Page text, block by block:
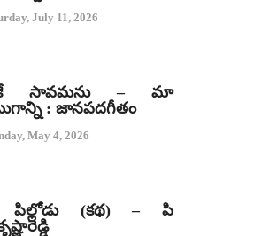
July 11, 2026
సావమను – మా
: జానపదగీతం
May 4, 2026
(కథ) – పి